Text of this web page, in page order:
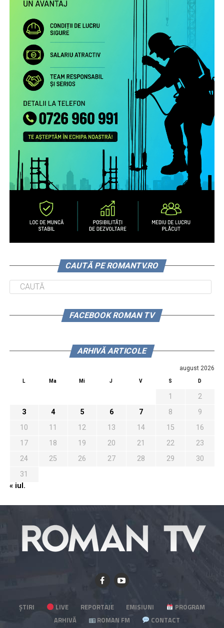
CAUTĂ PE ROMANTV.RO
FACEBOOK ROMAN TV
ARHIVĂ ARTICOLE
august 2026
L Ma Mi J V S D
1
2
3
4 5 6 7 8
9
10
11 12 13 14 15
16
17
18 19 20 21 22
23
24
25 26 27 28 29
30
31
« iul.
ȘTIRI LIVE REPORTAJE EMISIUNI
PROGRAM
ARHIVĂ
ROMAN FM CONTACT